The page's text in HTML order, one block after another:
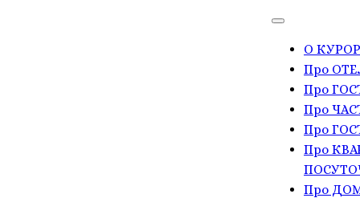
О
Про
Про
Про
Про
Про
Про